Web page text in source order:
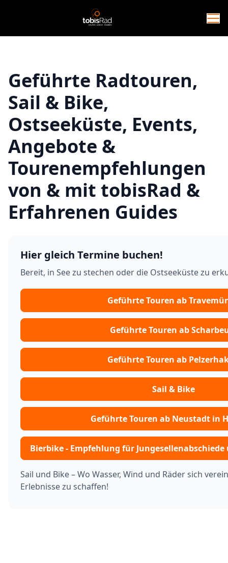
Geführte Radtouren,
Sail & Bike,
Ostseeküste, Events,
Angebote &
Tourenempfehlungen
von & mit tobisRad &
Erfahrenen Guides
Hier gleich Termine buchen!
Bereit, in See zu stechen oder die Ostseeküste zu
Geführte Touren ab
Geführte Touren ab
Geführte Touren ab
Sail & Bike
Geführte Touren ab Neustadt in
Bierbike - Empfehlung für
Sail und Bike – Wo Wasser, Wind und Räder sich
Erlebnisse zu schaffen!